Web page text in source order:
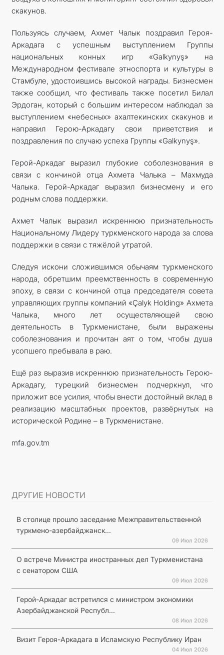
скакунов.
Пользуясь случаем, Ахмет Чалык поздравил Героя-
Аркадага с успешным выступлением Группы
национальных конных игр «Galkynyş» на
Международном фестивале этноспорта и культуры в
Стамбуле, удостоившись высокой награды. Бизнесмен
также сообщил, что фестиваль также посетил Билал
Эрдоган, который с большим интересом наблюдал за
выступлением «небесных» ахалтекинских скакунов и
направил Герою-Аркадагу свои приветствия и
поздравления по случаю успеха Группы «Galkynyş».
Герой-Аркадаг выразил глубокие соболезнования в
связи с кончиной отца Ахмета Чалыка – Махмуда
Чалыка. Герой-Аркадаг выразил бизнесмену и его
родным слова поддержки.
Ахмет Чалык выразил искреннюю признательность
Национальному Лидеру туркменского народа за слова
поддержки в связи с тяжёлой утратой.
Следуя искони сложившимся обычаям туркменского
народа, обретшим преемственность в современную
эпоху, в связи с кончиной отца председателя совета
управляющих группы компаний «Çalyk Holding» Ахмета
Чалыка, много лет осуществляющей свою
деятельность в Туркменистане, были выражены
соболезнования и прочитан аят о том, чтобы душа
усопшего пребывала в раю.
Ещё раз выразив искреннюю признательность Герою-
Аркадагу, турецкий бизнесмен подчеркнул, что
приложит все усилия, чтобы внести достойный вклад в
реализацию масштабных проектов, развёрнутых на
исторической Родине – в Туркменистане.
mfa.gov.tm
ДРУГИЕ НОВОСТИ
В столице прошло заседание Межправительственной
туркмено-азербайджанск...
09 Июл 2026
О встрече Министра иностранных дел Туркменистана
с сенатором США
09 Июл 2026
Герой-Аркадаг встретился с министром экономики
Азербайджанской Республ...
08 Июл 2026
Визит Героя-Аркадага в Исламскую Республику Иран
04 Июл 2026